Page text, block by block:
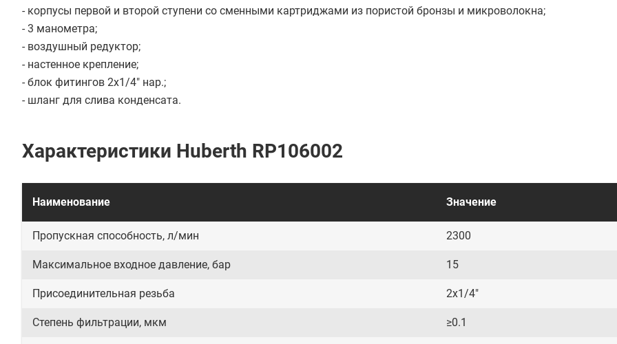
- корпусы первой и второй ступени со сменными картриджами из пористой бронзы и микроволокна;
- 3 манометра;
- воздушный редуктор;
- настенное крепление;
- блок фитингов 2х1/4" нар.;
- шланг для слива конденсата.
Характеристики Huberth RP106002
Наименование Значение
Пропускная способность, л/мин 2300
Максимальное входное давление, бар 15
Присоединительная резьба 2х1/4"
Степень фильтрации, мкм ≥0.1